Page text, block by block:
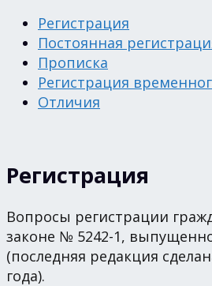
Регистрация
Постоянная
Прописка
Регистрация
Отличия
Регистрация
Вопросы регистрации
законе № 5242-1,
(последняя редакция
года).